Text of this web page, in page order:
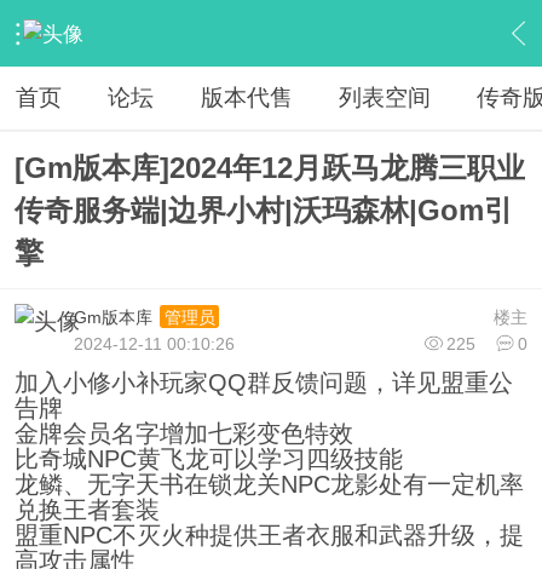
› 传奇私服专区 › 传奇商业版本免费下载 › 内容
首页 论坛 版本代售 列表空间 传奇
[Gm版本库]2024年12月跃马龙腾三职业
传奇服务端|边界小村|沃玛森林|Gom引
擎
楼主
Gm版本库
管理员
225
0
2024-12-11 00:10:26
加入小修小补玩家QQ群反馈问题，详见盟重公
告牌
金牌会员名字增加七彩变色特效
比奇城NPC黄飞龙可以学习四级技能
龙鳞、无字天书在锁龙关NPC龙影处有一定机率
兑换王者套装
盟重NPC不灭火种提供王者衣服和武器升级，提
高攻击属性